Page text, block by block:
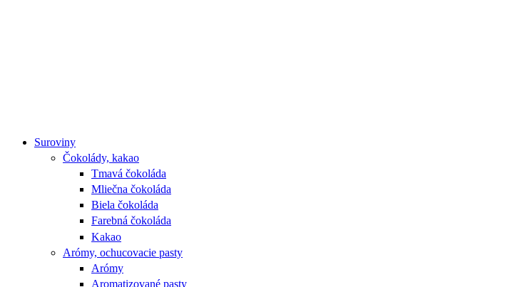
Suroviny
Čokolády, kakao
Tmavá čokoláda
Mliečna čokoláda
Biela čokoláda
Farebná čokoláda
Kakao
Arómy, ochucovacie pasty
Arómy
Aromatizované pasty